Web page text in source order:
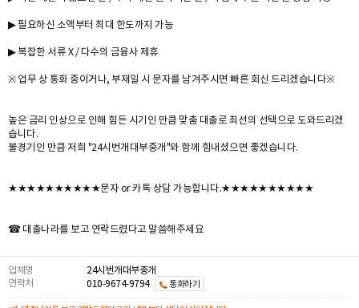
▶ 필요하신 소액부터 최대 한도까지 가능
▶ 복잡한 서류 X / 다수의 금융사 제휴
※ 업무 상 통화 중이거나, 부재일 시 문자를 남겨주시면 빠른 회신 드리겠습니다※
높은 금리 인상으로 인해 힘든 시기인 만큼 맞춤 대출로 최선의 선택으로 도와드리겠
습니다.
불경기인 만큼 저희 "24시번개대부중개"와 함께 힘내셨으면 좋겠습니다.
★★★★★★★★★★문자 or 카톡 상담 가능합니다.★★★★★★★★★★
☎ 대출나라를 보고 연락드렸다고 말씀해주세요
업체명
24시번개대부중개
연락처
010-9674-9794 통화하기